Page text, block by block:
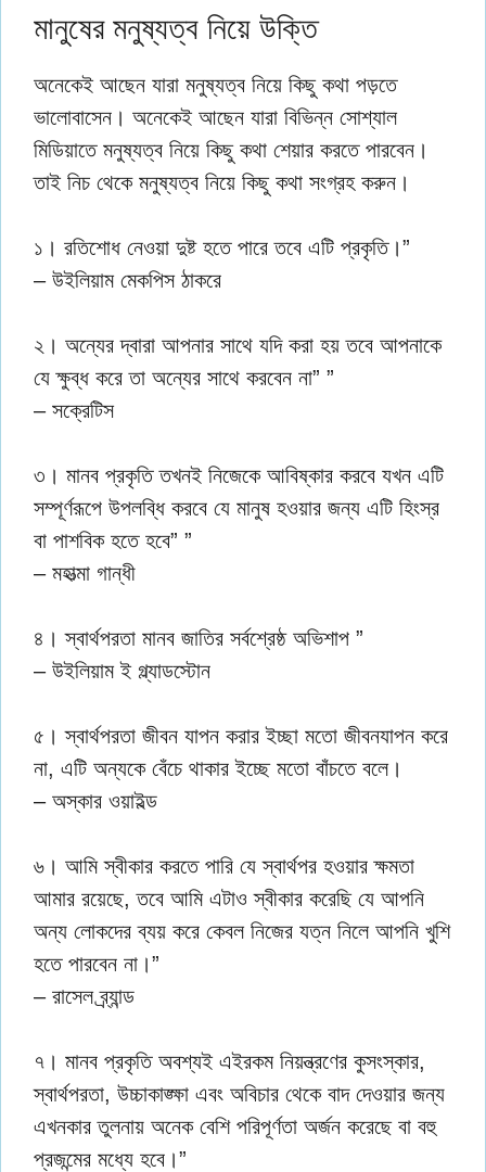
মানুষের মনুষ্যত্ব নিয়ে উক্তি
অনেকেই আছেন যারা মনুষ্যত্ব নিয়ে কিছু কথা পড়তে
ভালোবাসেন। অনেকেই আছেন যারা বিভিন্ন সোশ্যাল
মিডিয়াতে মনুষ্যত্ব নিয়ে কিছু কথা শেয়ার করতে পারবেন।
তাই নিচ থেকে মনুষ্যত্ব নিয়ে কিছু কথা সংগ্রহ করুন।
১। রতিশোধ নেওয়া দুষ্ট হতে পারে তবে এটি প্রকৃতি।”
– উইলিয়াম মেকপিস ঠাকরে
২। অন্যের দ্বারা আপনার সাথে যদি করা হয় তবে আপনাকে
যে ক্ষুব্ধ করে তা অন্যের সাথে করবেন না” ”
– সক্রেটিস
৩। মানব প্রকৃতি তখনই নিজেকে আবিষ্কার করবে যখন এটি
সম্পূর্ণরূপে উপলব্ধি করবে যে মানুষ হওয়ার জন্য এটি হিংস্র
বা পাশবিক হতে হবে” ”
– মহাত্মা গান্ধী
৪। স্বার্থপরতা মানব জাতির সর্বশ্রেষ্ঠ অভিশাপ ”
– উইলিয়াম ই গ্ল্যাডস্টোন
৫। স্বার্থপরতা জীবন যাপন করার ইচ্ছা মতো জীবনযাপন করে
না, এটি অন্যকে বেঁচে থাকার ইচ্ছে মতো বাঁচতে বলে।
– অস্কার ওয়াইল্ড
৬। আমি স্বীকার করতে পারি যে স্বার্থপর হওয়ার ক্ষমতা
আমার রয়েছে, তবে আমি এটাও স্বীকার করেছি যে আপনি
অন্য লোকদের ব্যয় করে কেবল নিজের যত্ন নিলে আপনি খুশি
হতে পারবেন না।”
– রাসেল ব্র্যান্ড
৭। মানব প্রকৃতি অবশ্যই এইরকম নিয়ন্ত্রণের কুসংস্কার,
স্বার্থপরতা, উচ্চাকাঙ্ক্ষা এবং অবিচার থেকে বাদ দেওয়ার জন্য
এখনকার তুলনায় অনেক বেশি পরিপূর্ণতা অর্জন করেছে বা বহু
প্রজন্মের মধ্যে হবে।”